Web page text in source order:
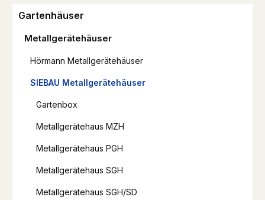
Gartenhäuser
Metallgerätehäuser
Hörmann Metallgerätehäuser
SIEBAU Metallgerätehäuser
Gartenbox
Metallgerätehaus MZH
Metallgerätehaus PGH
Metallgerätehaus SGH
Metallgerätehaus SGH/SD